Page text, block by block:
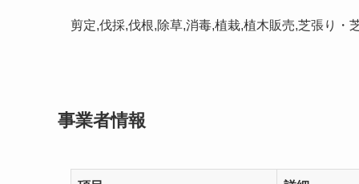
剪定,伐採,伐根,除草,消毒,植栽,植木販売,芝張り
事業者情報